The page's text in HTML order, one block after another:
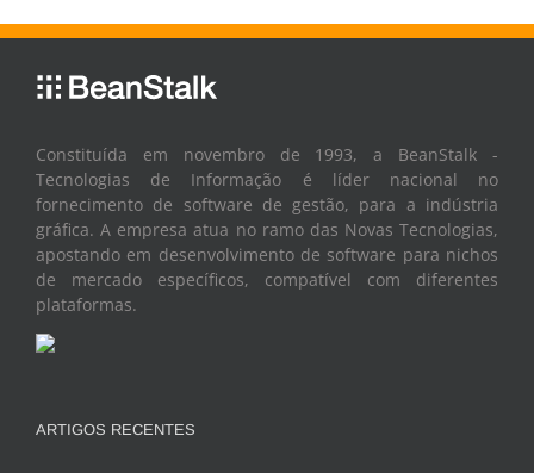
Constituída em novembro de 1993, a BeanStalk -
Tecnologias de Informação é líder nacional no
fornecimento de software de gestão, para a indústria
gráfica. A empresa atua no ramo das Novas Tecnologias,
apostando em desenvolvimento de software para nichos
de mercado específicos, compatível com diferentes
plataformas.
ARTIGOS RECENTES